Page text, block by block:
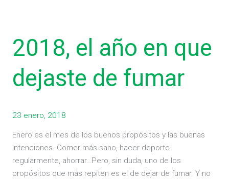
2018, el año en que
dejaste de fumar
23 enero, 2018
Enero es el mes de los buenos propósitos y las buenas
intenciones. Comer más sano, hacer deporte
regularmente, ahorrar…Pero, sin duda, uno de los
propósitos que más repiten es el de dejar de fumar. Y no
2018,
el
en
de